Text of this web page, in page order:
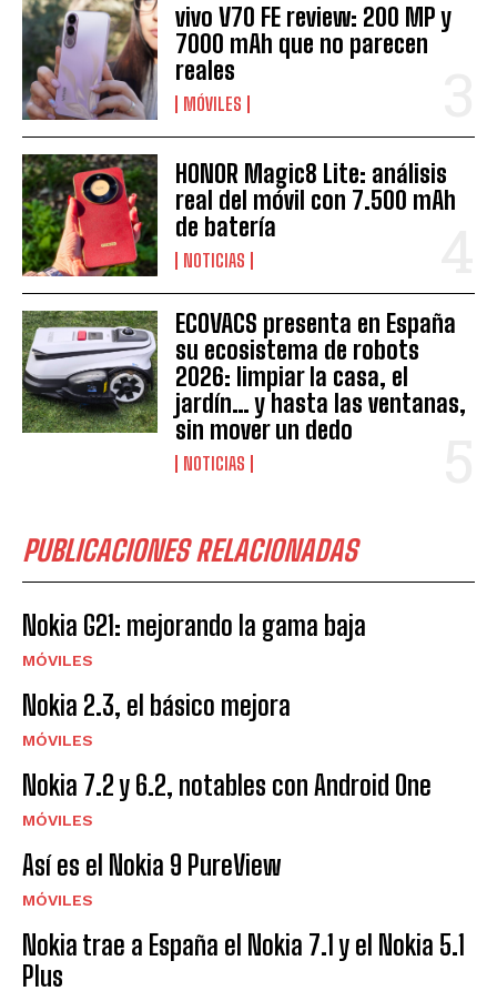
vivo V70 FE review: 200 MP y
7000 mAh que no parecen
reales
MÓVILES
HONOR Magic8 Lite: análisis
real del móvil con 7.500 mAh
de batería
NOTICIAS
ECOVACS presenta en España
su ecosistema de robots
2026: limpiar la casa, el
jardín… y hasta las ventanas,
sin mover un dedo
NOTICIAS
PUBLICACIONES RELACIONADAS
Nokia G21: mejorando la gama baja
MÓVILES
Nokia 2.3, el básico mejora
MÓVILES
Nokia 7.2 y 6.2, notables con Android One
MÓVILES
Así es el Nokia 9 PureView
MÓVILES
Nokia trae a España el Nokia 7.1 y el Nokia 5.1
Plus